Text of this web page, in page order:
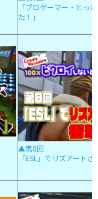
「プロゲーマー・とっ
た！」
▲第8回
「ESL」でリズアート